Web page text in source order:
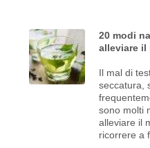
20 modi
alleviare il
Il mal di
seccatura,
sono molti
alleviare il
ricorrere a